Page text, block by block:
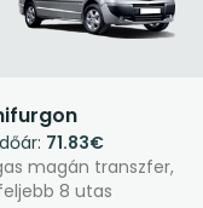
71.83€
magán transzfer,
8 utas